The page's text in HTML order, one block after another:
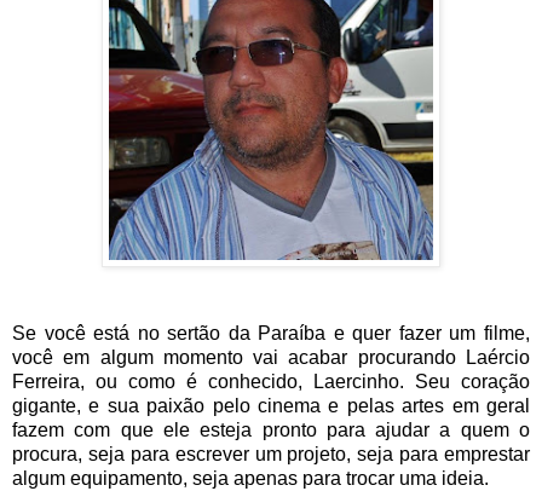
Se você está no sertão da Paraíba e quer fazer um filme,
você em algum momento vai acabar procurando Laércio
Ferreira, ou como é conhecido, Laercinho. Seu coração
gigante, e sua paixão pelo cinema e pelas artes em geral
fazem com que ele esteja pronto para ajudar a quem o
procura, seja para escrever um projeto, seja para emprestar
algum equipamento, seja apenas para trocar uma ideia.